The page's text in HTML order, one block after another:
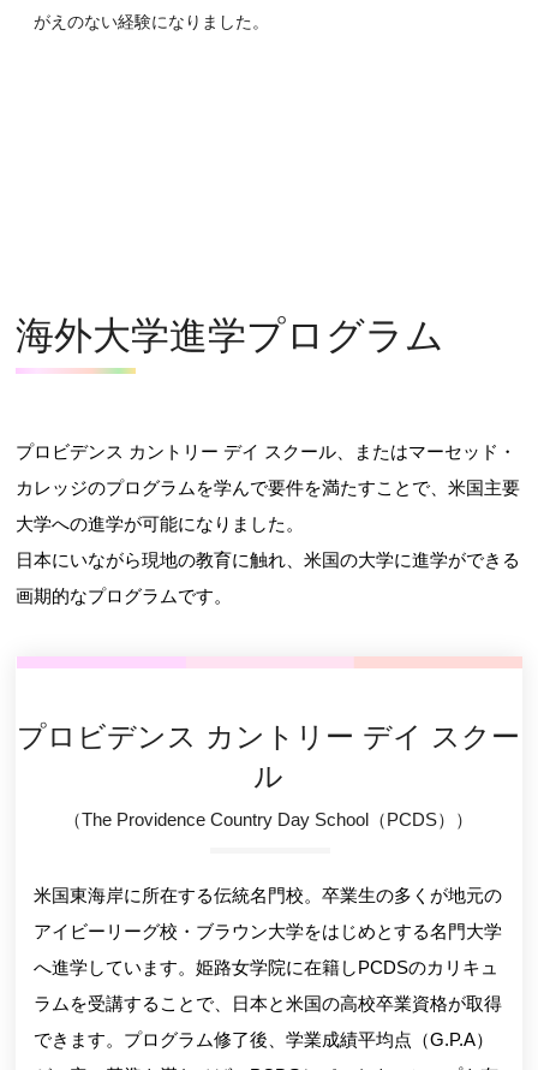
がえのない経験になりました。
海外大学進学プログラム
プロビデンス カントリー デイ スクール、またはマーセッド・
カレッジのプログラムを学んで要件を満たすことで、米国主要
大学への進学が可能になりました。
日本にいながら現地の教育に触れ、米国の大学に進学ができる
画期的なプログラムです。
プロビデンス カントリー デイ スクー
ル
（The Providence Country Day School（PCDS））
米国東海岸に所在する伝統名門校。卒業生の多くが地元の
アイビーリーグ校・ブラウン大学をはじめとする名門大学
へ進学しています。姫路女学院に在籍しPCDSのカリキュ
ラムを受講することで、日本と米国の高校卒業資格が取得
できます。プログラム修了後、学業成績平均点（G.P.A）